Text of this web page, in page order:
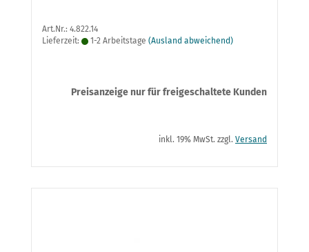
Art.Nr.: 4.822.14
Lieferzeit:
1-2 Arbeitstage (Ausland abweichend)
Preisanzeige nur für freigeschaltete Kunden
inkl. 19% MwSt. zzgl. Versand